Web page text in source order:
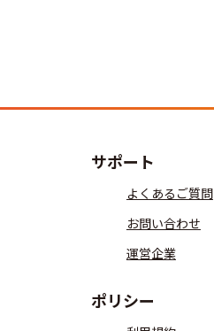
サポート
よくあるご質問
お問い合わせ
運営企業
ポリシー